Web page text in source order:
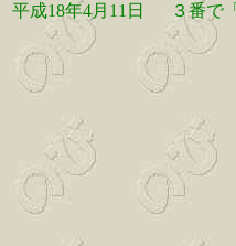
平成18年4月11日
３番で